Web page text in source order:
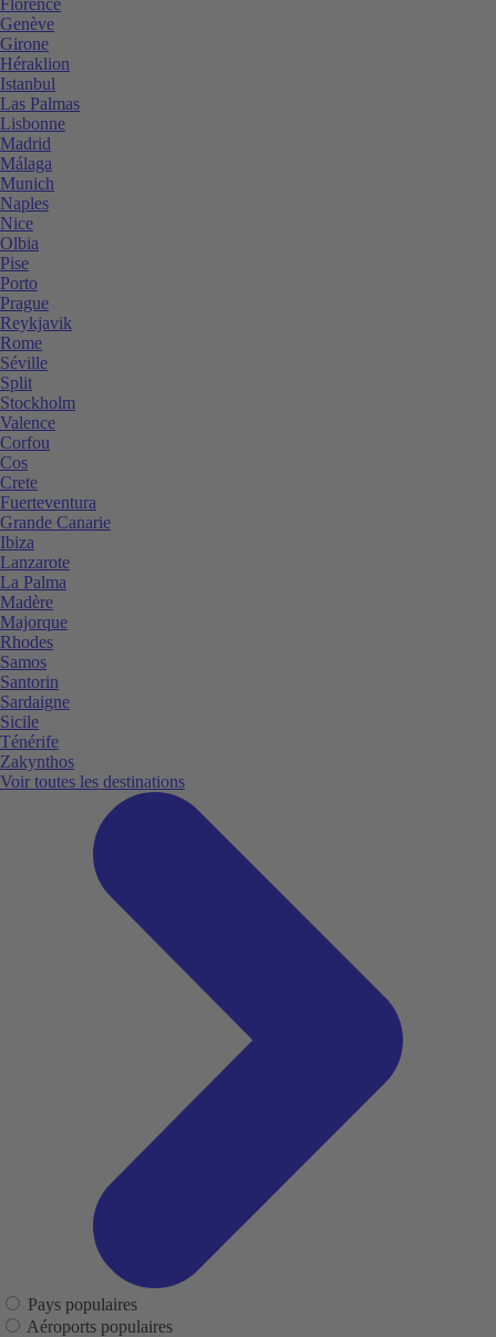
Genève
Girone
Héraklion
Istanbul
Las Palmas
Lisbonne
Madrid
Málaga
Munich
Naples
Nice
Olbia
Pise
Porto
Prague
Reykjavik
Rome
Séville
Split
Stockholm
Valence
Corfou
Cos
Crete
Fuerteventura
Grande Canarie
Ibiza
Lanzarote
La Palma
Madère
Majorque
Rhodes
Samos
Santorin
Sardaigne
Sicile
Ténérife
Zakynthos
Voir toutes les destinations
Pays populaires
Aéroports populaires